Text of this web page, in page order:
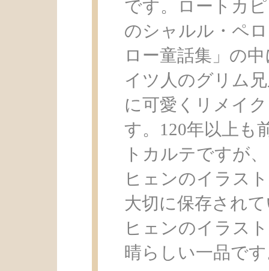
です。ロートカ
のシャルル・ペ
ロー童話集」の
イツ人のグリム
に可愛くリメイ
す。120年以上も
トカルテですが
ヒェンのイラス
大切に保存され
ヒェンのイラス
晴らしい一品で